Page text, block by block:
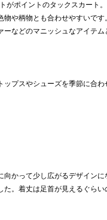
がポイントのタックスカー
や柄物とも合わせやすいです。
ーなどのマニッシュなアイテ
プスやシューズを季節に合わ
かって少し広がるデザインに
。着丈は足首が見えるぐらい